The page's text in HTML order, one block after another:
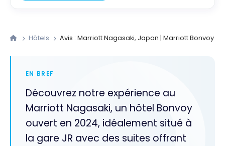
Hôtels Avis : Marriott Nagasaki, Japon | Marriott Bonvoy
EN BREF
Découvrez notre expérience au
Marriott Nagasaki, un hôtel Bonvoy
ouvert en 2024, idéalement situé à
la gare JR avec des suites offrant